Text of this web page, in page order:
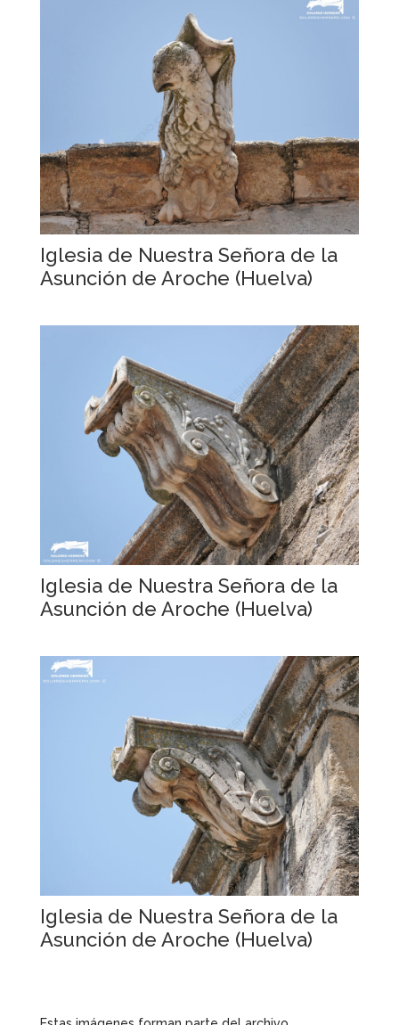
Iglesia de Nuestra Señora de la
Asunción de Aroche (Huelva)
Iglesia de Nuestra Señora de la
Asunción de Aroche (Huelva)
Iglesia de Nuestra Señora de la
Asunción de Aroche (Huelva)